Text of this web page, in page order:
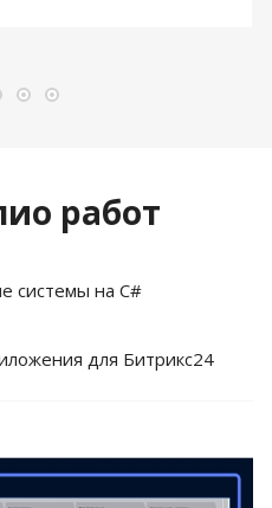
работ
системы на C#
для Битрикс24